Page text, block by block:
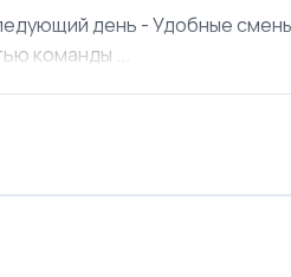
день - Удобные
команды ...